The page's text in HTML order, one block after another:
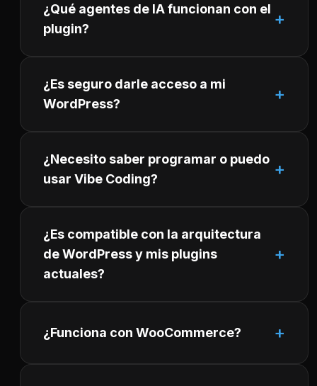
¿Qué agentes de IA funcionan con el
plugin?
¿Es seguro darle acceso a mi
WordPress?
¿Necesito saber programar o puedo
usar Vibe Coding?
¿Es compatible con la arquitectura
de WordPress y mis plugins
actuales?
¿Funciona con WooCommerce?